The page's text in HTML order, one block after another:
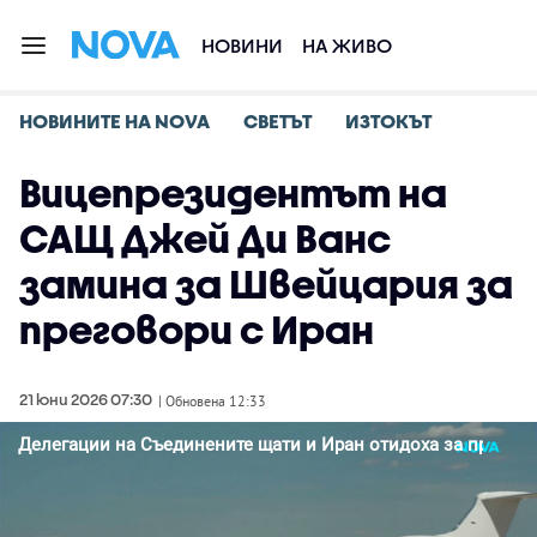
НОВИНИ НА ЖИВО
НОВИНИТЕ НА NOVA СВЕТЪТ ИЗТОКЪТ
Вицепрезидентът на
САЩ Джей Ди Ванс
замина за Швейцария за
преговори с Иран
21 юни 2026 07:30 | Обновена 12:33